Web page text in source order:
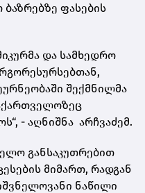
ფასების
და სამხედრო
შექმნილმა
- აღნიშნა არჩვაძემ.
განსაკუთრებით
მიმართ, რადგან
ნაწილი